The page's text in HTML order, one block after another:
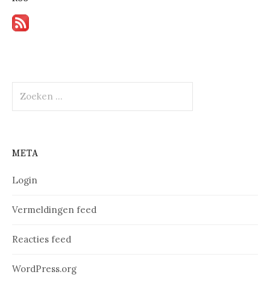
naar:
META
Login
Vermeldingen feed
Reacties feed
WordPress.org